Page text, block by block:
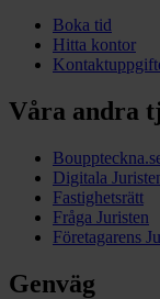
Boka tid
Hitta kontor
Våra andra
Digitala
Fastighetsrätt
Fråga Juristen
Företagarens
Genväg